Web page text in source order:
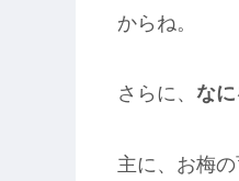
からね。
さらに、 な
主に、お梅